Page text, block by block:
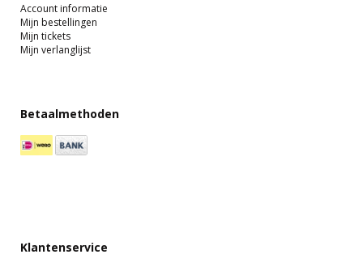
Account informatie
Mijn bestellingen
Mijn tickets
Mijn verlanglijst
Betaalmethoden
Klantenservice